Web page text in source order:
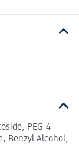
PEG-4
Benzyl Alcohol,